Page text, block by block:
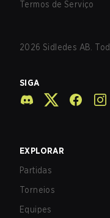
Termos de Serviço
2026 Sidledes AB.
SIGA
EXPLORAR
Partidas
Torneios
Equipes